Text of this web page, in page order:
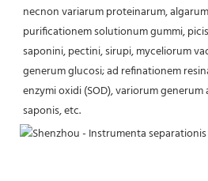
necnon variarum proteinarum,
purificationem solutionum gummi,
saponini, pectini, sirupi, myceliorum
generum glucosi; ad refinationem
enzymi oxidi (SOD), variorum
saponis, etc.